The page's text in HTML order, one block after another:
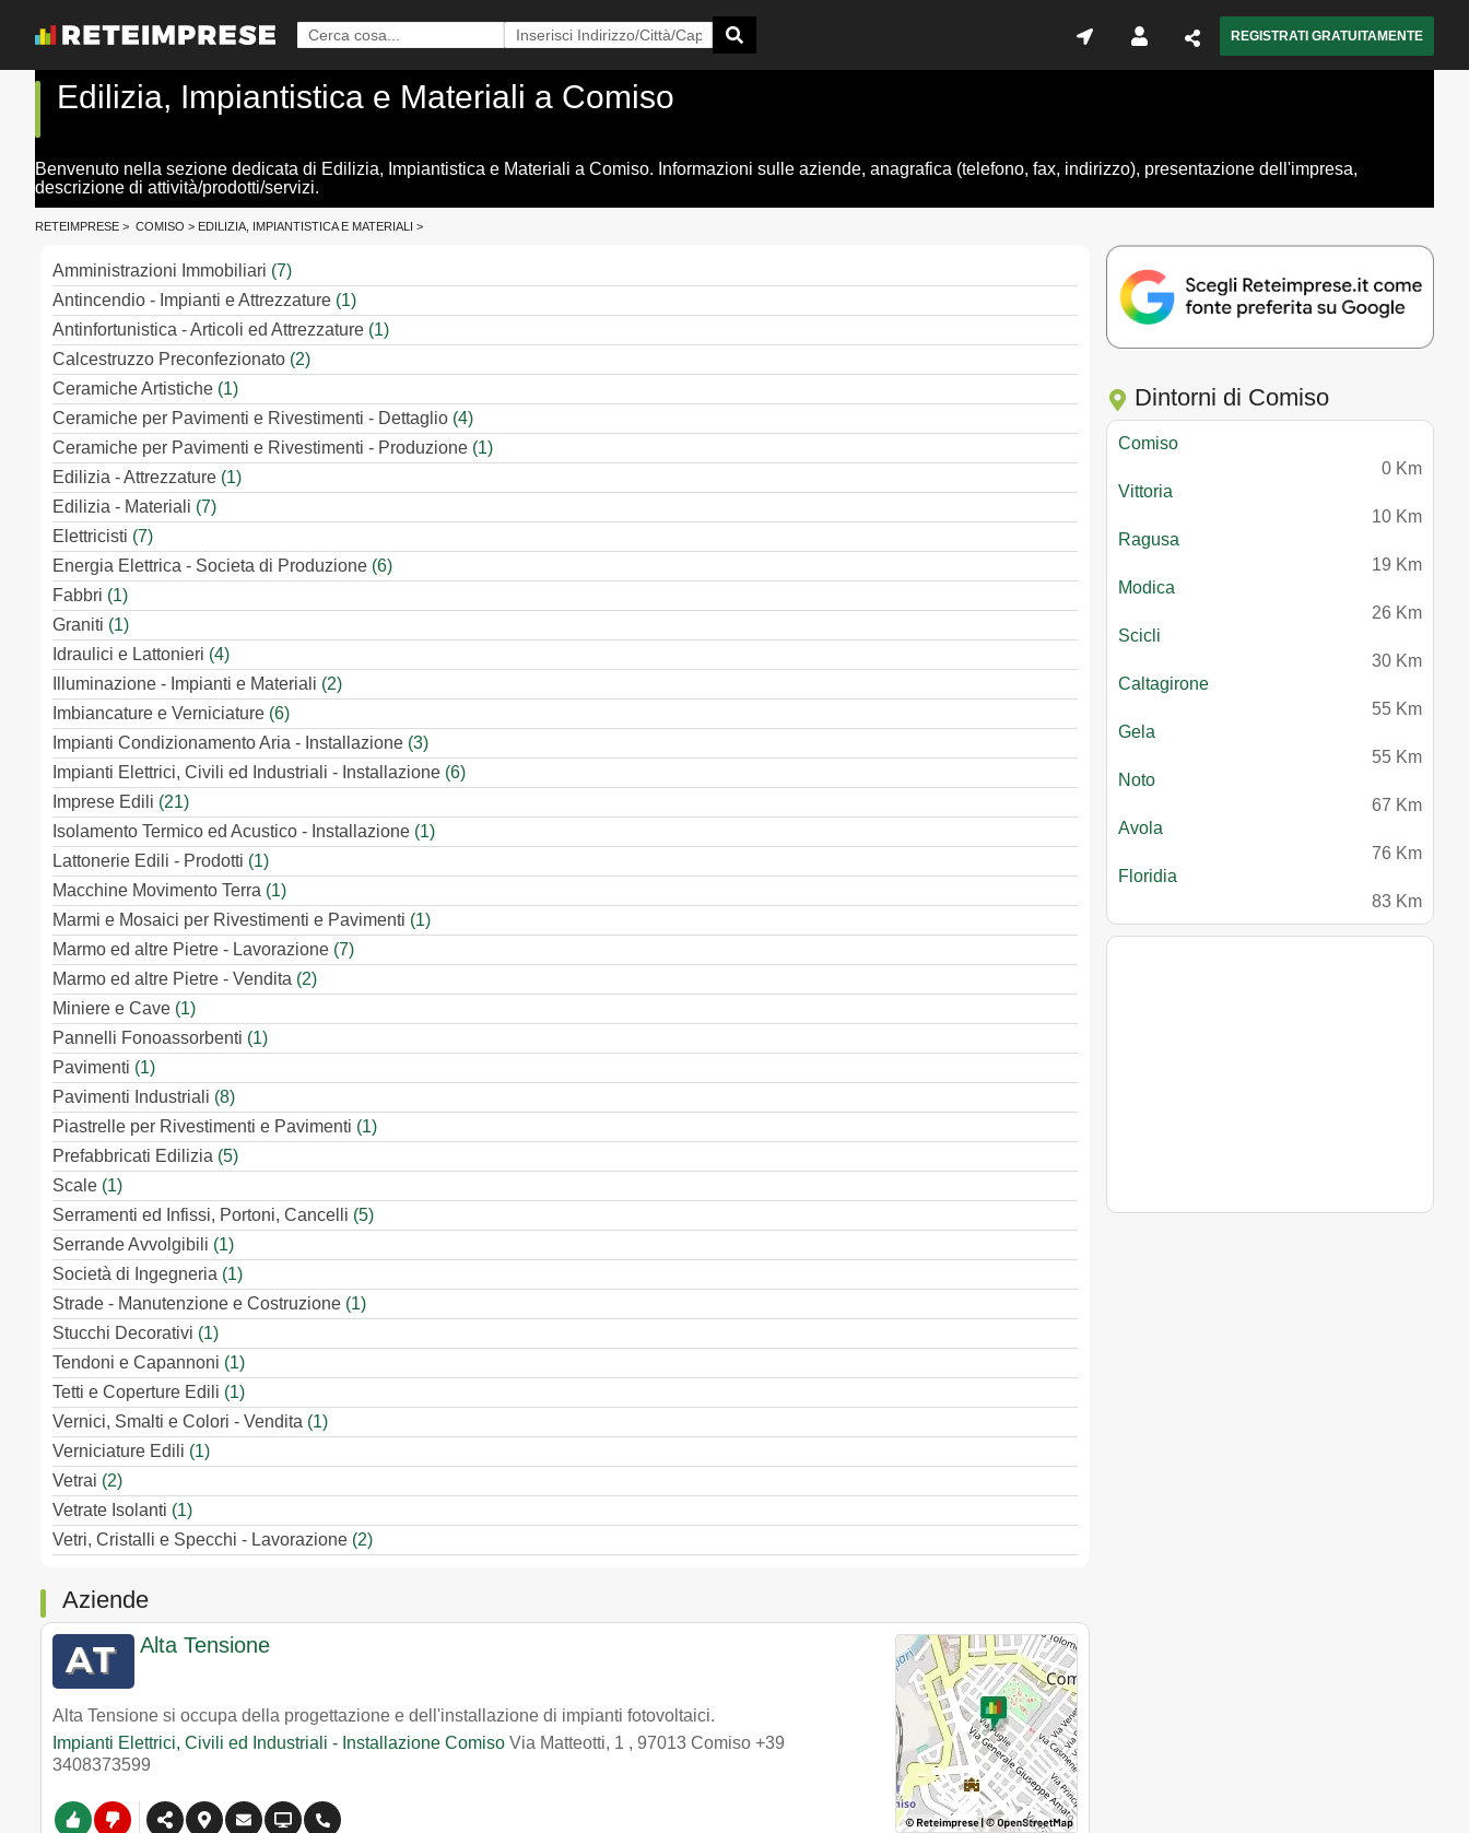
REGISTRATI GRATUITAMENTE
Edilizia, Impiantistica e Materiali a Comiso
Benvenuto nella sezione dedicata di Edilizia, Impiantistica e Materiali a Comiso. Informazioni sulle aziende, anagrafica (telefono, fax, indirizzo), presentazione dell'impresa,
descrizione di attività/prodotti/servizi.
RETEIMPRESE > COMISO > EDILIZIA, IMPIANTISTICA E MATERIALI >
Amministrazioni Immobiliari (7)
Antincendio - Impianti e Attrezzature (1)
Antinfortunistica - Articoli ed Attrezzature (1)
Calcestruzzo Preconfezionato (2)
Ceramiche Artistiche (1)
Ceramiche per Pavimenti e Rivestimenti - Dettaglio (4)
Ceramiche per Pavimenti e Rivestimenti - Produzione (1)
Edilizia - Attrezzature (1)
Edilizia - Materiali (7)
Elettricisti (7)
Energia Elettrica - Societa di Produzione (6)
Fabbri (1)
Graniti (1)
Idraulici e Lattonieri (4)
Illuminazione - Impianti e Materiali (2)
Imbiancature e Verniciature (6)
Impianti Condizionamento Aria - Installazione (3)
Impianti Elettrici, Civili ed Industriali - Installazione (6)
Imprese Edili (21)
Isolamento Termico ed Acustico - Installazione (1)
Lattonerie Edili - Prodotti (1)
Macchine Movimento Terra (1)
Marmi e Mosaici per Rivestimenti e Pavimenti (1)
Marmo ed altre Pietre - Lavorazione (7)
Marmo ed altre Pietre - Vendita (2)
Miniere e Cave (1)
Pannelli Fonoassorbenti (1)
Pavimenti (1)
Pavimenti Industriali (8)
Piastrelle per Rivestimenti e Pavimenti (1)
Prefabbricati Edilizia (5)
Scale (1)
Serramenti ed Infissi, Portoni, Cancelli (5)
Serrande Avvolgibili (1)
Società di Ingegneria (1)
Strade - Manutenzione e Costruzione (1)
Stucchi Decorativi (1)
Tendoni e Capannoni (1)
Tetti e Coperture Edili (1)
Vernici, Smalti e Colori - Vendita (1)
Verniciature Edili (1)
Vetrai (2)
Vetrate Isolanti (1)
Vetri, Cristalli e Specchi - Lavorazione (2)
Aziende
Alta Tensione
Alta Tensione si occupa della progettazione e dell'installazione di impianti fotovoltaici.
Impianti Elettrici, Civili ed Industriali - Installazione Comiso Via Matteotti, 1 , 97013 Comiso +39
3408373599
Dintorni di Comiso
Comiso
0 Km
Vittoria
10 Km
Ragusa
19 Km
Modica
26 Km
Scicli
30 Km
Caltagirone
55 Km
Gela
55 Km
Noto
67 Km
Avola
76 Km
Floridia
83 Km